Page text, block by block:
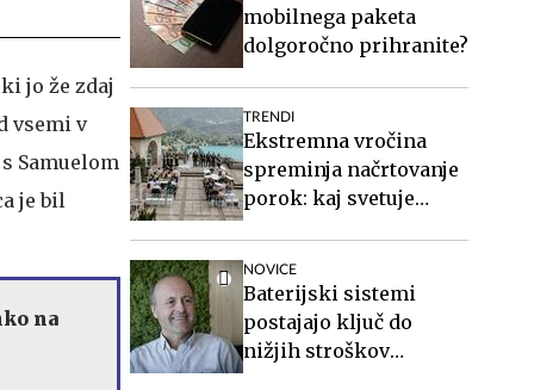
jo že zdaj
vsemi v
Samuelom
je bil
na
mobilnega paketa
dolgoročno prihranite?
TRENDI
Ekstremna vročina
spreminja načrtovanje
porok: kaj svetuje
NOVICE
Baterijski sistemi
postajajo ključ do
nižjih stroškov